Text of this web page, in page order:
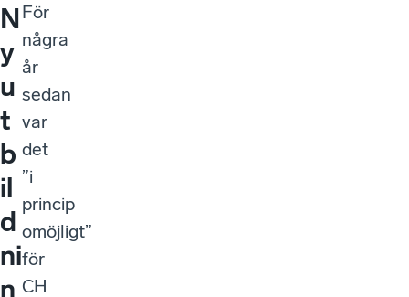
N
y
u
t
b
il
d
ni
n
För
några
år
sedan
var
det
”i
princip
omöjligt”
för
CH